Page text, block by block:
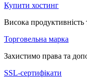
Купити хостинг
Висока продуктивність
Торговельна марка
Захистимо права та
SSL-сертифікати